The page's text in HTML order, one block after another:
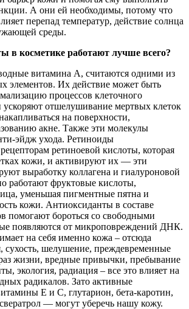
А они ей необходимы, потому что
перепад температур, действие солнца
среды.
в косметике работают лучше всего?
витамина А, считаются одними из
элементов. Их действие может быть
процессов клеточного
отшелушивание мертвых клеток
на поверхности,
акне. Также эти молекулы
эйдж ухода. Ретиноиды
ретиноевой кислоты, которая
кожи, и активируют их — эти
выработку коллагена и гиалуроновой
работают фруктовые кислоты,
уменьшая пигментные пятна и
кожи. Антиоксиданты в составе
помогают бороться со свободными
появляются от микроповреждений ДНК.
на себя именно кожа – отсюда
сухость, шелушение, преждевременные
жизни, вредные привычки, пребывание
экология, радиация – все это влияет на
радикалов. Зато активные
Е и С, глутарион, бета-каротин,
— могут уберечь нашу кожу.